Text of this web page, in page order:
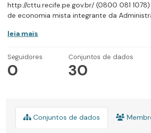
http://cttu.recife.pe.gov.br/ (0800 081
de economia mista integrante da
leia mais
Seguidores
0
Conjuntos de dados
30
Conjuntos de dados